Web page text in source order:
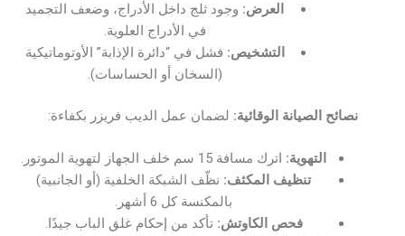
العرض: وجود ثلج داخل الأدراج، وضعف التجميد
في الأدراج العلوية.
التشخيص: فشل في “دائرة الإذابة” الأوتوماتيكية
(السخان أو الحساسات).
نصائح الصيانة الوقائية: لضمان عمل الديب فريزر بكفاءة:
التهوية: اترك مسافة 15 سم خلف الجهاز لتهوية الموتور.
تنظيف المكثف: نظّف الشبكة الخلفية (أو الجانبية)
بالمكنسة كل 6 أشهر.
فحص الكاوتش: تأكد من إحكام غلق الباب جيدًا.